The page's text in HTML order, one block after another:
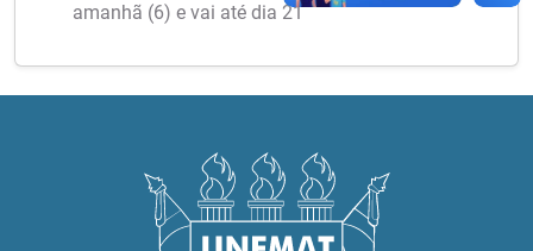
amanhã (6) e vai até dia 21